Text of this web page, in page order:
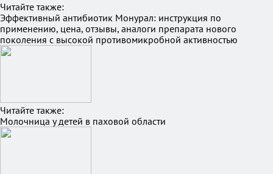
Читайте также:
Эффективный антибиотик Монурал: инструкция по
применению, цена, отзывы, аналоги препарата нового
поколения с высокой противомикробной активностью
Читайте также:
Молочница у детей в паховой области